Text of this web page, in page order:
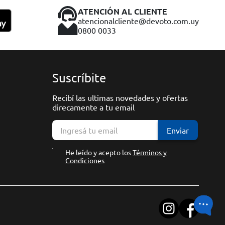
ATENCIÓN AL CLIENTE
atencionalcliente@devoto.com.uy
0800 0033
Suscríbite
Recibí las ultimas novedades y ofertas
direcamente a tu email
Enviar
He leído y acepto losTérminos y
Condiciones